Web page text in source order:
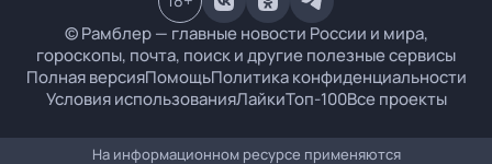
© Рамблер — главные новости России и мира,
гороскопы, почта, поиск и другие полезные сервисы
Полная версияПомощьПолитика конфиденциальности
Условия использованияЛайкиТоп-100Все проекты
На информационном ресурсе применяются